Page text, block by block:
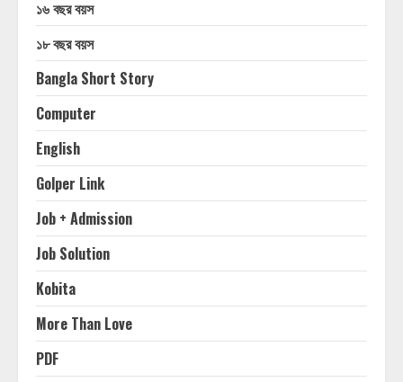
১৬ বছর বয়স
১৮ বছর বয়স
Bangla Short Story
Computer
English
Golper Link
Job + Admission
Job Solution
Kobita
More Than Love
PDF